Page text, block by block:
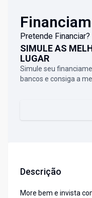
Pretende Financiar?
SIMULE AS
LUGAR
Simule seu
bancos e consiga a
Descrição
More bem e invista